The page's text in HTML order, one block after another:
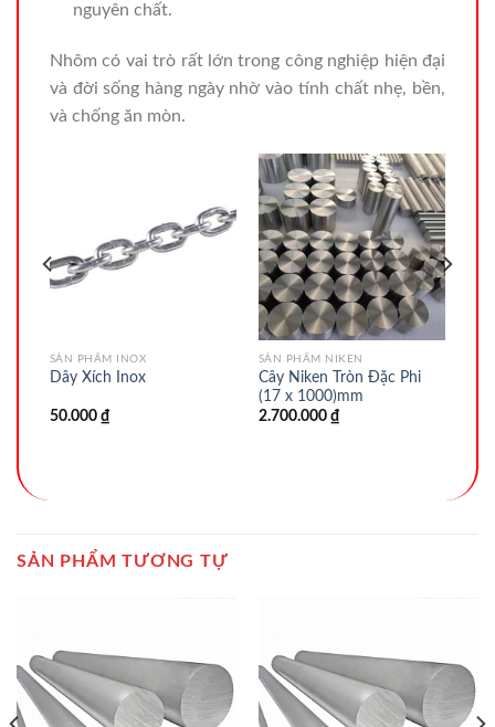
nguyên chất.
Nhôm có vai trò rất lớn trong công nghiệp hiện đại
và đời sống hàng ngày nhờ vào tính chất nhẹ, bền,
và chống ăn mòn.
SẢN PHẨM INOX
Dây Xích Inox
50.000 ₫
SẢN PHẨM NIKEN
Cây Niken Tròn Đặc Phi
(17 x 1000)mm
2.700.000 ₫
SẢN PHẨM TƯƠNG TỰ